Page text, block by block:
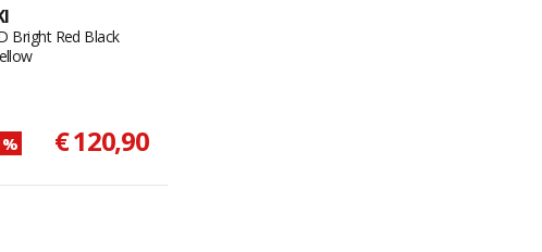
Bright Red Black
€ 120,90